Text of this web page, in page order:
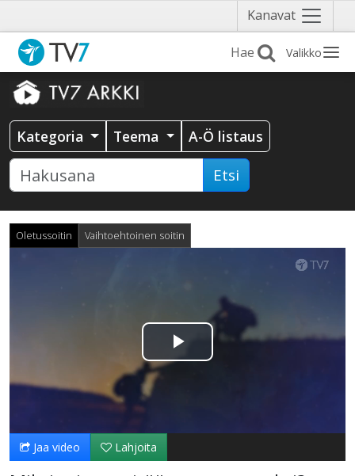
Kanavat Näytä
valikko
Valikko
Kategoria Teema A-Ö listaus
Etsi
Oletussoitin Vaihtoehtoinen soitin
Toista
Jaa video Lahjoita